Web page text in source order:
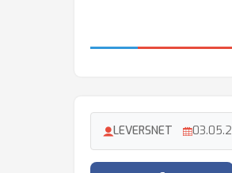
LEVERSNET